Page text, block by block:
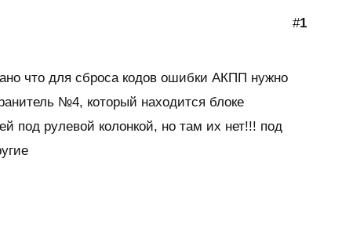
#1
что для сброса кодов ошибки АКПП нужно
№4, который находится блоке
под рулевой колонкой, но там их нет!!! под